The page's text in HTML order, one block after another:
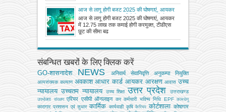
आज से लागू होगी बजट 2025 की घोषणाएं, आयकर
में 12.75 लाख तक कमाई होगी करमुक्त, टीडीएस
छूट की सीमा बढ़ी
आज से लागू होगी बजट 2025 की घोषणाएं, आयकर
में 12.75 लाख तक कमाई होगी करमुक्त, टीडीएस
छूट की सीमा बढ
संबन्धित खबरों के लिए क्लिक करें
GO-शासनादेश NEWS अनिवार्य सेवानिवृत्ति अनुकम्पा नियुक्ति
अल्‍पसंख्‍यक कल्‍याण अवकाश आधार कार्ड आयकर आरक्षण आवास उच्च
न्यायालय उच्चतम न्यायालय उच्‍च शिक्षा उत्तर प्रदेश उत्तराखण्ड
उपभोक्‍ता संरक्षण एरियर एसीपी ऑनलाइन कर कर्मचारी भविष्य निधि EPF कामधेनु
कारागार प्रशासन एवं सुधार कार्मिक कार्यवाही कृषि कैरियर कोर्टशाला कोषागार